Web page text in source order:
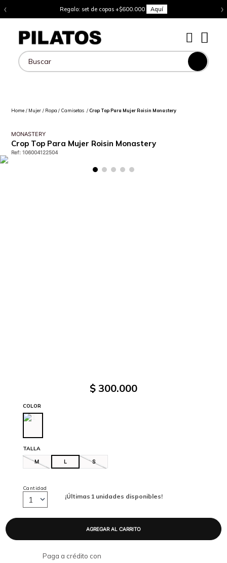
‹ Regalo: set de copas +$600.000 Aquí ›
Buscar
Mujer Ropa Camisetas Crop Top Para Mujer Roisin Monastery
MONASTERY
Crop Top Para Mujer Roisin Monastery
Ref:106004122504
$ 300.000
TALLA
M L S
COLOR
¡Últimas 1 unidades disponibles!
Cantidad
1
Paga a crédito con